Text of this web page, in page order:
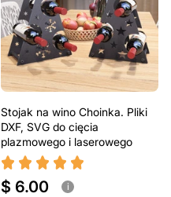
Stojak na wino Choinka. Pliki
DXF, SVG do cięcia
plazmowego i laserowego
$ 6.00 i